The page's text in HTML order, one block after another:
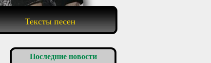
Тексты песен
Последние новости